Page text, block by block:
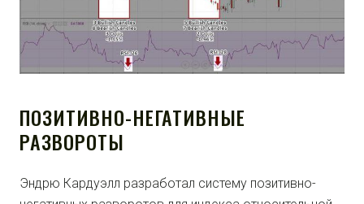
ПОЗИТИВНО-НЕГАТИВНЫЕ
РАЗВОРОТЫ
Эндрю Кардуэлл разработал систему позитивно-